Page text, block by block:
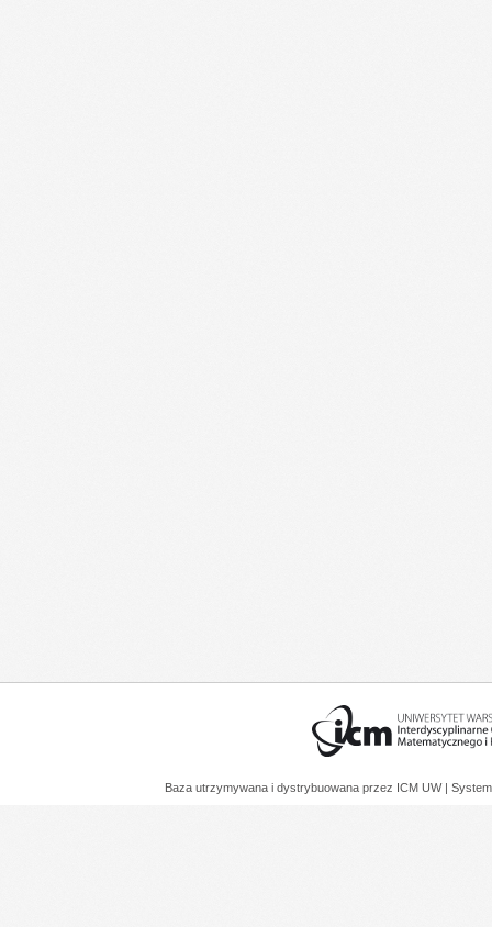
Baza utrzymywana i dystrybuowana przez ICM UW |